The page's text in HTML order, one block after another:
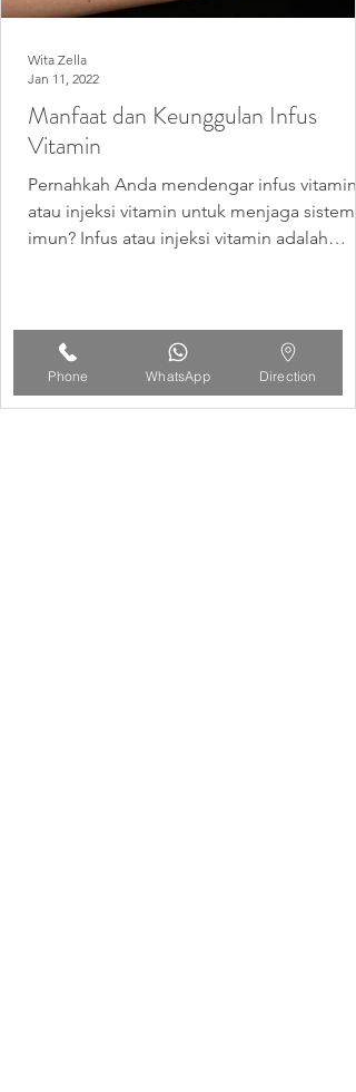
Manfaat dan Keunggulan Infus
Vitamin
Pernahkah Anda mendengar infus vitamin
atau injeksi vitamin untuk menjaga sistem
imun? Infus atau injeksi vitamin adalah
Wita Zella
Jan 11, 2022
Phone WhatsApp Direction